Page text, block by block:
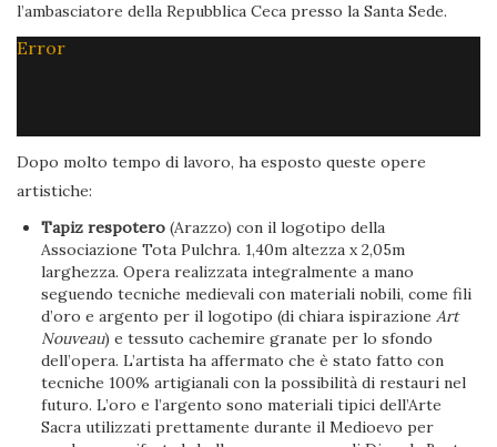
l’ambasciatore della Repubblica Ceca presso la Santa Sede.
Error
Dopo molto tempo di lavoro, ha esposto queste opere
artistiche:
Tapiz respotero (Arazzo) con il logotipo della
Associazione Tota Pulchra. 1,40m altezza x 2,05m
larghezza. Opera realizzata integralmente a mano
seguendo tecniche medievali con materiali nobili, come fili
d’oro e argento per il logotipo (di chiara ispirazioneArt
Nouveau) e tessuto cachemire granate per lo sfondo
dell’opera. L’artista ha affermato che è stato fatto con
tecniche 100% artigianali con la possibilità di restauri nel
futuro. L’oro e l’argento sono materiali tipici dell’Arte
Sacra utilizzati prettamente durante il Medioevo per